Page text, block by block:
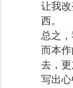
让我
西。
总之，
而本
去，
写出